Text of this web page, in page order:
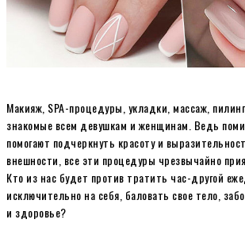
Макияж, SPA-процедуры, укладки, массаж,
знакомые всем девушкам и женщинам. Ведь
помогают подчеркнуть красоту и
внешности, все эти процедуры чрезвычайно
Кто из нас будет против тратить час-другой
исключительно на себя, баловать свое тело,
и здоровье?